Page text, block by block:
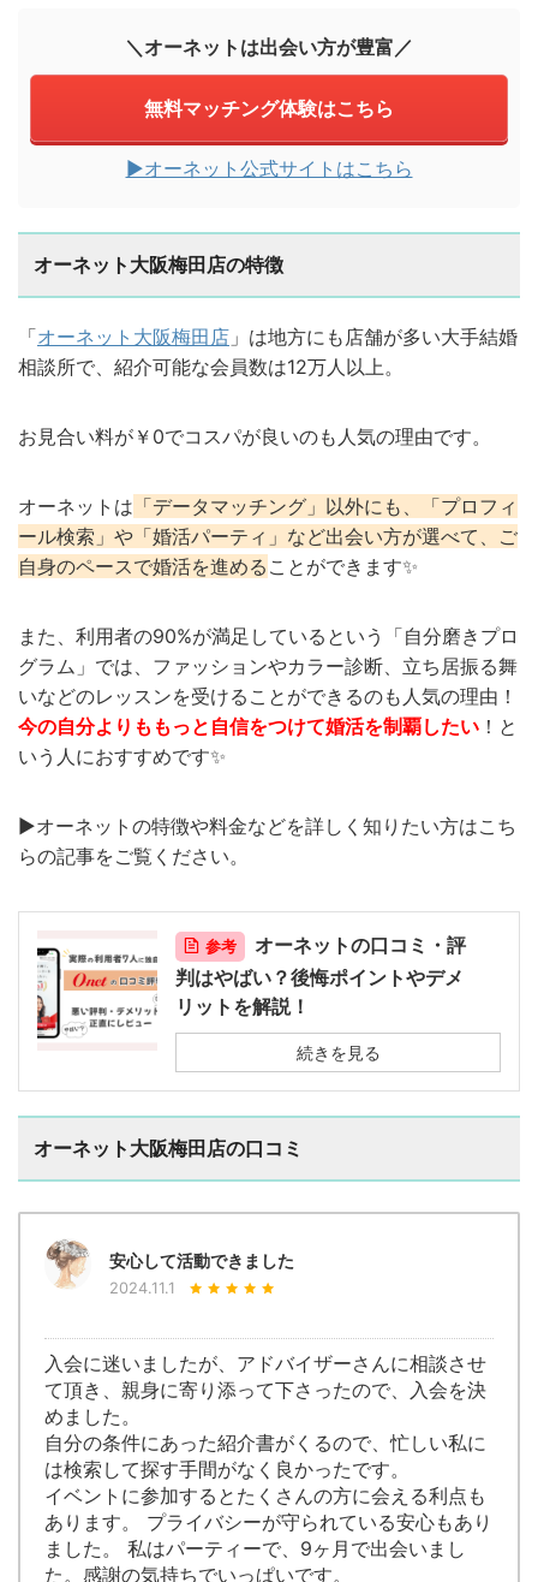
＼オーネットは出会い方が豊富／
無料マッチング体験はこちら
▶︎オーネット公式サイトはこちら
オーネット大阪梅田店の特徴
「オーネット大阪梅田店 」は地方にも店舗が多い大手結婚
相談所で、紹介可能な会員数は12万人以上。
お見合い料が￥0でコスパが良いのも人気の理由です。
オーネットは 「データマッチング」以外にも、「プロフィ
ール検索」や「婚活パーティ」など出会い方が選べて、ご
自身のペースで婚活を進める ことができます✨
また、利用者の90%が満足しているという「自分磨きプロ
グラム」では、ファッションやカラー診断、立ち居振る舞
いなどのレッスンを受けることができるのも人気の理由！
今の自分よりももっと自信をつけて婚活を制覇したい ！と
いう人におすすめです✨
▶︎オーネットの特徴や料金などを詳しく知りたい方はこち
らの記事をご覧ください。
参考
オーネットの口コミ・評
判はやばい？後悔ポイントやデメ
リットを解説！
続きを見る
オーネット大阪梅田店の口コミ
安心して活動できました
2024.11.1
入会に迷いましたが、アドバイザーさんに相談させ
て頂き、親身に寄り添って下さったので、入会を決
めました。
自分の条件にあった紹介書がくるので、忙しい私に
は検索して探す手間がなく良かったです。
イベントに参加するとたくさんの方に会える利点も
あります。 プライバシーが守られている安心もあり
ました。 私はパーティーで、9ヶ月で出会いまし
た。感謝の気持ちでいっぱいです。